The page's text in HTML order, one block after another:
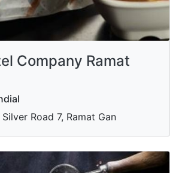
Company Ramat
Road 7, Ramat Gan